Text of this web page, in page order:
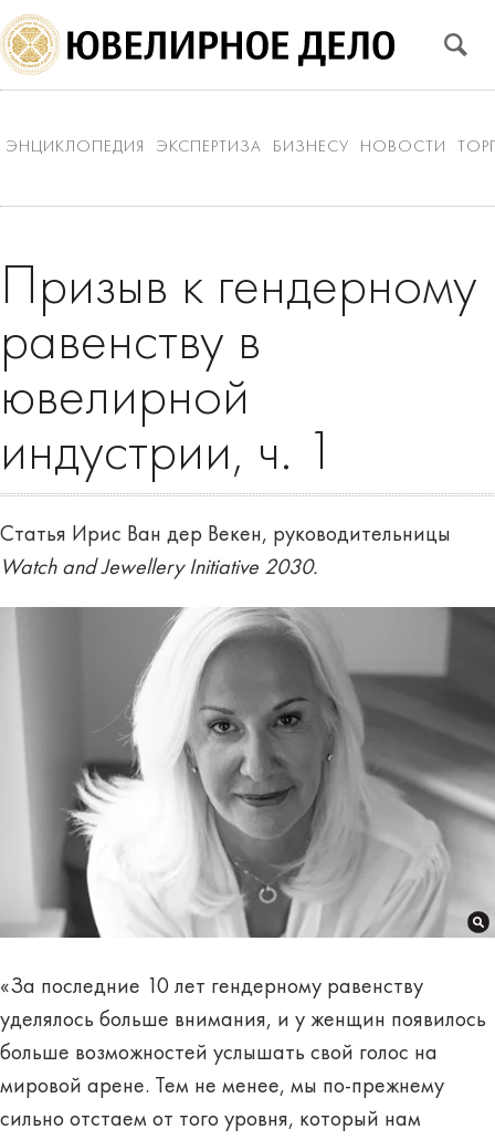
ЭНЦИКЛОПЕДИЯ ЭКСПЕРТИЗА БИЗНЕСУ НОВОСТИ
Призыв к гендерному
равенству в
ювелирной
индустрии, ч. 1
Статья Ирис Ван дер Векен, руководительницы
Watch and Jewellery Initiative 2030.
«За последние 10 лет гендерному равенству
уделялось больше внимания, и у женщин появилось
больше возможностей услышать свой голос на
мировой арене. Тем не менее, мы по-прежнему
сильно отстаем от того уровня, который нам